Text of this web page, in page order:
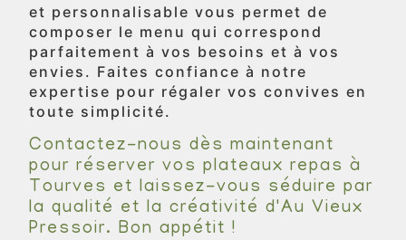
et personnalisable vous permet de
composer le menu qui correspond
parfaitement à vos besoins et à vos
envies. Faites confiance à notre
expertise pour régaler vos convives en
toute simplicité.
Contactez-nous dès maintenant
pour réserver vos plateaux repas à
Tourves et laissez-vous séduire par
la qualité et la créativité d'Au Vieux
Pressoir. Bon appétit !